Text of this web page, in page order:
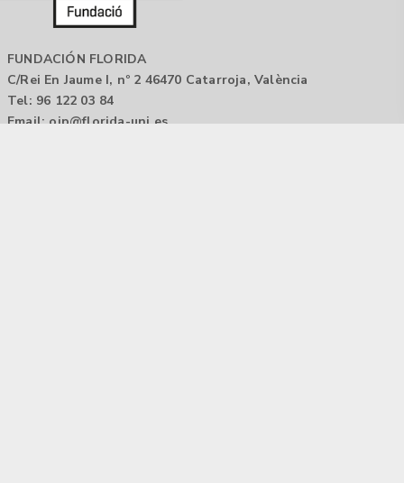
FUNDACIÓN FLORIDA
C/Rei En Jaume I, nº 2 46470 Catarroja, València
Tel: 96 122 03 84
Email: oip@florida-uni.es